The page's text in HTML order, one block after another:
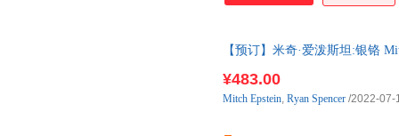
【预订】米奇·爱泼斯坦:银铬
¥483.00
Mitch Epstein, Ryan Spencer /2022-07-